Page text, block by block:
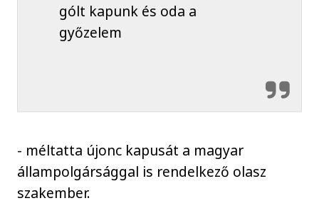
gólt kapunk és oda a
győzelem
- méltatta újonc kapusát a magyar
állampolgársággal is rendelkező olasz
szakember.